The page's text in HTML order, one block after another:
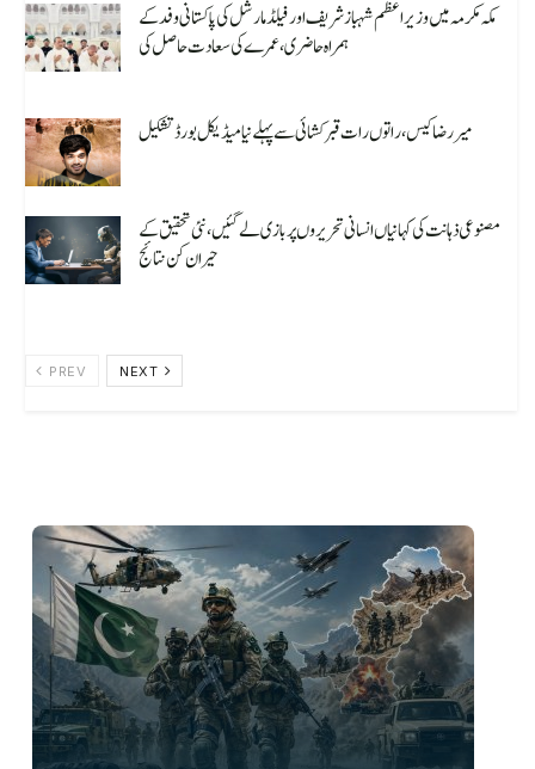
مکہ مکرمہ میں وزیراعظم شہباز شریف اور فیلڈ مارشل کی پاکستانی وفد کے
ہمراہ حاضری، عمرے کی سعادت حاصل کی
میر رضا کیس، راتوں رات قبر کشائی سے پہلے نیا میڈیکل بورڈ تشکیل
مصنوعی ذہانت کی کہانیاں انسانی تحریروں پر بازی لے گئیں، نئی تحقیق کے
حیران کن نتائج
PREV NEXT